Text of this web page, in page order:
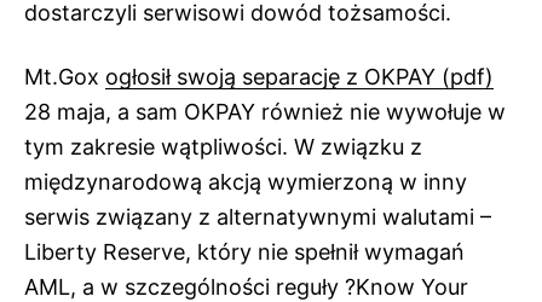
dostarczyli serwisowi dowód tożsamości.
Mt.Gox ogłosił swoją separację z OKPAY (pdf)
28 maja, a sam OKPAY również nie wywołuje w
tym zakresie wątpliwości. W związku z
międzynarodową akcją wymierzoną w inny
serwis związany z alternatywnymi walutami –
Liberty Reserve, który nie spełnił wymagań
AML, a w szczególności reguły ?Know Your